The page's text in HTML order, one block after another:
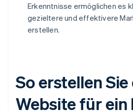
Erkenntnisse ermöglichen es
gezieltere und effektivere
erstellen.
So erstellen Sie
Website für ein